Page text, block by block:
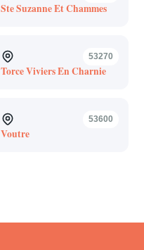
Ste Suzanne Et Chammes
53270
Torce Viviers En Charnie
53600
Voutre